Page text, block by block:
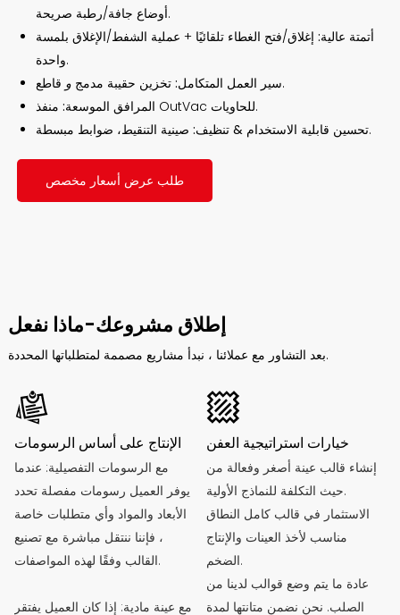
أوضاع جافة/رطبة صريحة.
أتمتة عالية: إغلاق/فتح الغطاء تلقائيًا + عملية الشفط/الإغلاق بلمسة
واحدة.
سير العمل المتكامل:تخزين حقيبة مدمجو
قاطع.
المرافق الموسعة:
منفذ OutVac للحاويات.
تحسين قابلية الاستخدام & تنظيف:صينية التنقيط، ضوابط مبسطة.
طلب عرض أسعار مخصص
إطلاق مشروعك-ماذا نفعل
بعد التشاور مع عملائنا ، نبدأ مشاريع مصممة لمتطلباتها المحددة.
الإنتاج على أساس الرسومات
مع الرسومات التفصيلية: عندما
يوفر العميل رسومات مفصلة تحدد
الأبعاد والمواد وأي متطلبات خاصة
، فإننا ننتقل مباشرة مع تصنيع
القالب وفقًا لهذه المواصفات.
مع عينة مادية: إذا كان العميل يفتقر
خيارات استراتيجية العفن
إنشاء قالب عينة أصغر وفعالة من
حيث التكلفة للنماذج الأولية.
الاستثمار في قالب كامل النطاق
مناسب لأخذ العينات والإنتاج
الضخم.
عادة ما يتم وضع قوالب لدينا من
الصلب. نحن نضمن متانتها لمدة